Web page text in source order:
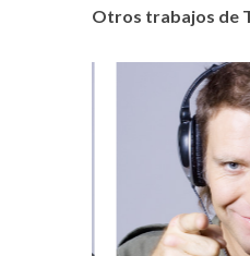
Otros trabajos de